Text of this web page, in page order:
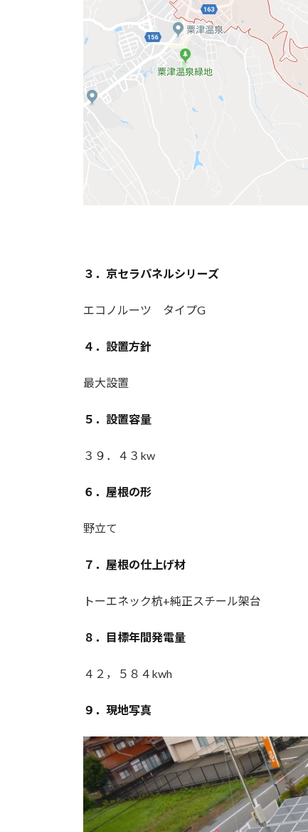
３．京セラパネルシリーズ
エコノルーツ タイプG
４．設置方針
最大設置
５．設置容量
３９．４３kw
６．屋根の形
野立て
７．屋根の仕上げ材
トーエネック杭+純正スチール架台
８．目標年間発電量
４２，５８４kwh
９．現地写真